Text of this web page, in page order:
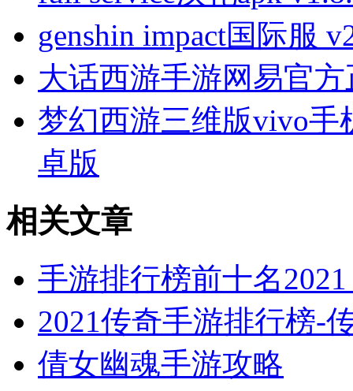
genshin impact国际服
大话西游手游网易官
梦幻西游三维版vivo手
卓版
相关文章
手游排行榜前十名
2021传奇手游排行榜-
倩女幽魂手游攻略